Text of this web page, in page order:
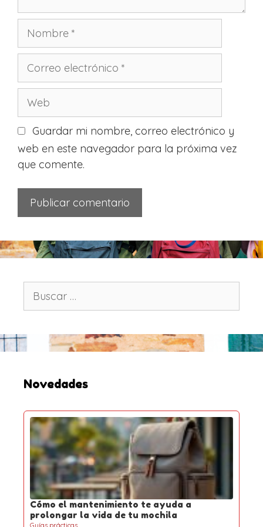
s
o
m
r
r
e
e
l
e
t
ó
W
b
Guardar mi nombre, correo electrónico y
web en este navegador para la próxima vez
que comente.
c
:Novedades
Cómo el mantenimiento te ayuda a
prolongar la vida de tu mochila
Guías prácticas